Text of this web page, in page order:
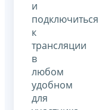
и
подключиться
к
трансляции
в
любом
удобном
для